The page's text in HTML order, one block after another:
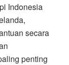
Indonesia
secara
penting